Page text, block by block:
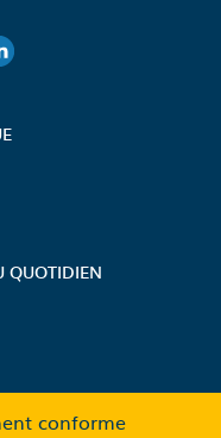
VERS LA PAGE
VERS LA
FENÊTRE VERS LA
FENÊTRE VERS
FENÊTRE
QUOTIDIEN
conforme